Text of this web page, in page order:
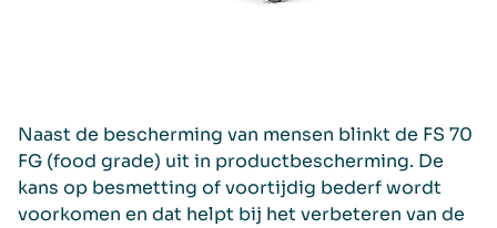
Naast de bescherming van mensen blinkt de FS 70
FG (food grade) uit in productbescherming. De
kans op besmetting of voortijdig bederf wordt
voorkomen en dat helpt bij het verbeteren van de